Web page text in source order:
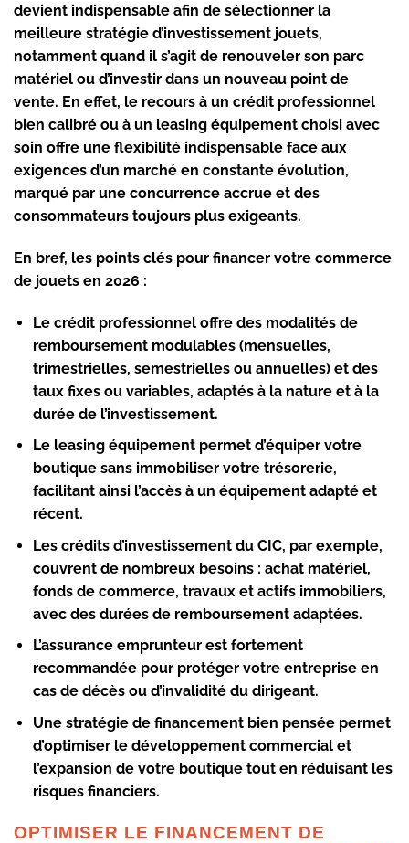
devient indispensable afin de sélectionner la
meilleure stratégie d’investissement jouets,
notamment quand il s’agit de renouveler son parc
matériel ou d’investir dans un nouveau point de
vente. En effet, le recours à un crédit professionnel
bien calibré ou à un leasing équipement choisi avec
soin offre une flexibilité indispensable face aux
exigences d’un marché en constante évolution,
marqué par une concurrence accrue et des
consommateurs toujours plus exigeants.
En bref, les points clés pour financer votre commerce
de jouets en 2026 :
Le crédit professionnel offre des modalités de
remboursement modulables (mensuelles,
trimestrielles, semestrielles ou annuelles) et des
taux fixes ou variables, adaptés à la nature et à la
durée de l’investissement.
Le leasing équipement permet d’équiper votre
boutique sans immobiliser votre trésorerie,
facilitant ainsi l’accès à un équipement adapté et
récent.
Les crédits d’investissement du CIC, par exemple,
couvrent de nombreux besoins : achat matériel,
fonds de commerce, travaux et actifs immobiliers,
avec des durées de remboursement adaptées.
L’assurance emprunteur est fortement
recommandée pour protéger votre entreprise en
cas de décès ou d’invalidité du dirigeant.
Une stratégie de financement bien pensée permet
d’optimiser le développement commercial et
l’expansion de votre boutique tout en réduisant les
risques financiers.
OPTIMISER LE FINANCEMENT DE